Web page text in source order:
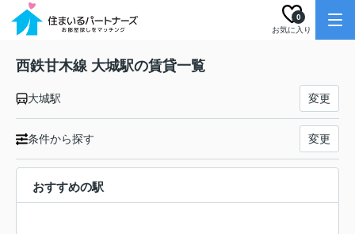
お気に入り
0
西鉄甘木線 大城駅の賃貸一覧
大城駅 変更
条件から探す 変更
おすすめの駅